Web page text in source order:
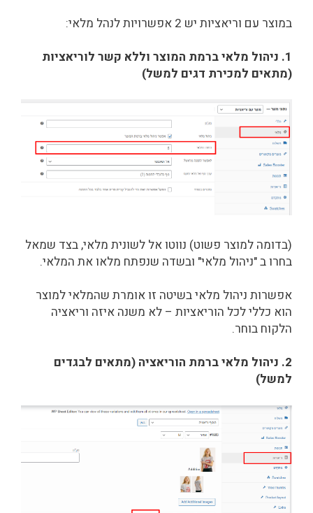
במוצר עם וריאציות יש 2 אפשרויות לנהל מלאי:
1. ניהול מלאי ברמת המוצר וללא קשר לוריאציות
(מתאים למכירת דגים למשל)
(בדומה למוצר פשוט) נווטו אל לשונית מלאי, בצד שמאל
בחרו ב "ניהול מלאי" ובשדה שנפתח מלאו את המלאי.
אפשרות ניהול מלאי בשיטה זו אומרת שהמלאי למוצר
הוא כללי לכל הוריאציות – לא משנה איזה וריאציה
הלקוח בוחר.
2. ניהול מלאי ברמת הוריאציה (מתאים לבגדים
למשל)